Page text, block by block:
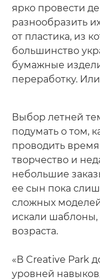
ярко провести
разнообразить
от пластика, из
большинство
бумажные
переработку.
Выбор летней
подумать о том,
проводить
творчество и
небольшие
ее сын пока
сложных
искали
возраста.
«В Creative Park
уровней